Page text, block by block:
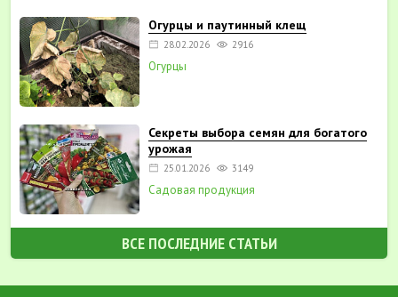
Огурцы и паутинный клещ
28.02.2026 2916
Огурцы
Секреты выбора семян для богатого
урожая
25.01.2026 3149
Садовая продукция
ВСЕ ПОСЛЕДНИЕ СТАТЬИ